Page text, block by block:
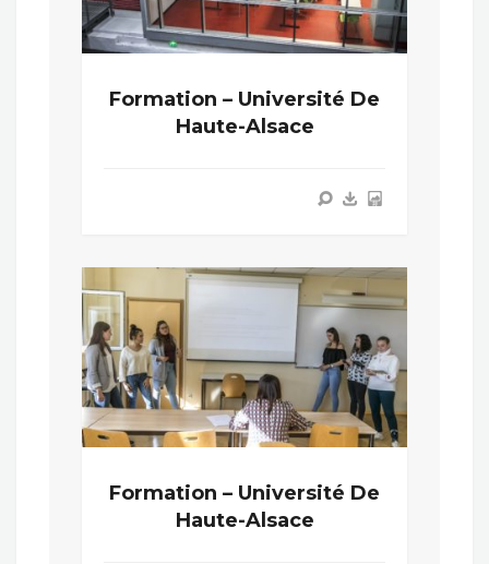
Formation – Université De
Haute-Alsace
Formation – Université De
Haute-Alsace